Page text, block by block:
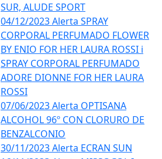
SUR, ALUDE SPORT
04/12/2023 Alerta SPRAY
CORPORAL PERFUMADO FLOWER
BY ENIO FOR HER LAURA ROSSI i
SPRAY CORPORAL PERFUMADO
ADORE DIONNE FOR HER LAURA
ROSSI
07/06/2023 Alerta OPTISANA
ALCOHOL 96º CON CLORURO DE
BENZALCONIO
30/11/2023 Alerta ECRAN SUN